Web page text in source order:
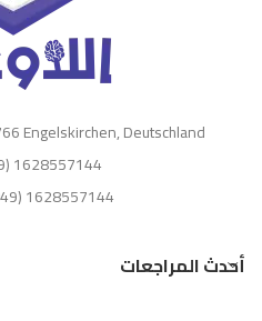
Engelskirchen, Deutschland
1628557144
1628557144
أحدث المراجعات